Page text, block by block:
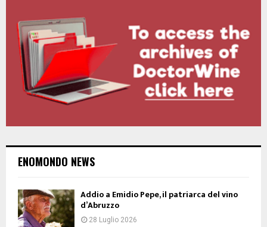
ENOMONDO NEWS
Addio a Emidio Pepe, il patriarca del vino
d’Abruzzo
28 Luglio 2026